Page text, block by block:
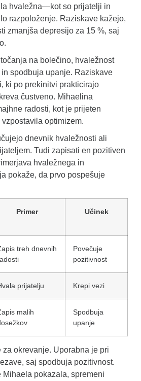
hvaležna—kot so prijatelji in
razpoloženje. Raziskave kažejo,
zmanjša depresijo za 15 %, saj
na bolečino, hvaležnost
spodbuja upanje. Raziskave
ki po prekinitvi prakticirajo
čustveno. Mihaelina
radosti, kot je prijeten
optimizem.
dnevnik hvaležnosti ali
Tudi zapisati en pozitiven
hvaležnega in
pokaže, da prvo pospešuje
Primer Učinek
treh dnevnih
Povečuje
pozitivnost
prijatelju Krepi vezi
malih
Spodbuja
upanje
za okrevanje. Uporabna je pri
saj spodbuja pozitivnost.
Mihaela pokazala, spremeni